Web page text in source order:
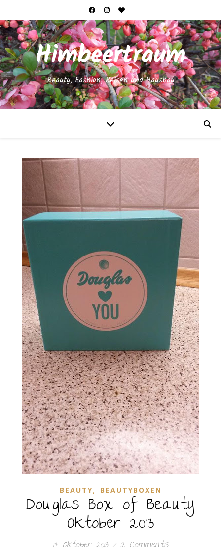
Himbeertraum
Beauty, Fashion, Reisen und Hausbau
BEAUTY, BEAUTYBOXEN
Douglas Box of Beauty
Oktober 2013
14. Oktober 2013 / 2 Comments